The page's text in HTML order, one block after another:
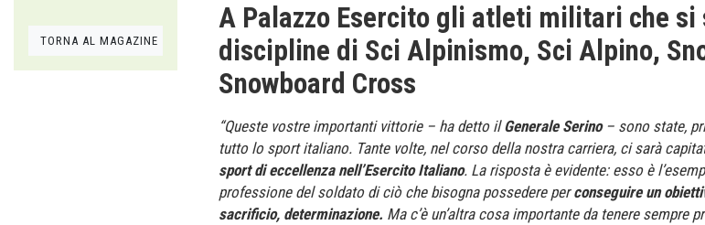
TORNA AL MAGAZINE
A Palazzo Esercito gli atleti militari che
discipline di Sci Alpinismo, Sci Alpino,
Snowboard Cross
“Queste vostre importanti vittorie – ha detto ilGenerale Serino– sono state,
tutto lo sport italiano. Tante volte, nel corso della nostra carriera, ci sarà
sport di eccellenza nell’Esercito Italiano. La risposta è evidente: esso è
professione del soldato di ciò che bisogna possedere perconseguire un
sacrificio, determinazione. Ma c’è un’altra cosa importante da tenere sempre